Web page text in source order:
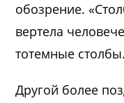
обозрение.
вертела
тотемные столбы.
Другой более